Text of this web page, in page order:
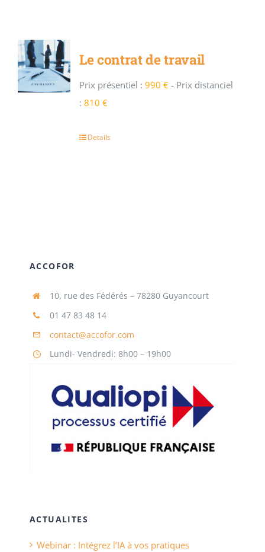
Le contrat de travail
Prix présentiel : 990 € - Prix distanciel
: 810 €
Details
ACCOFOR
10, rue des Fédérés – 78280 Guyancourt
01 47 83 48 14
contact@accofor.com
Lundi- Vendredi: 8h00 – 19h00
ACTUALITES
Webinar : Intégrez l’IA à vos pratiques